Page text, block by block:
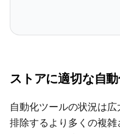
ストアに適切な自
自動化ツールの状況は
排除するより多くの複雑